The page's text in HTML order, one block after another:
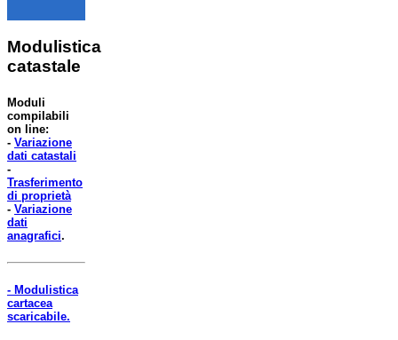
Modulistica
catastale
Moduli
compilabili
on line:
- Variazione
dati catastali
-
Trasferimento
di proprietà
- Variazione
dati
anagrafici.
- Modulistica
cartacea
scaricabile.